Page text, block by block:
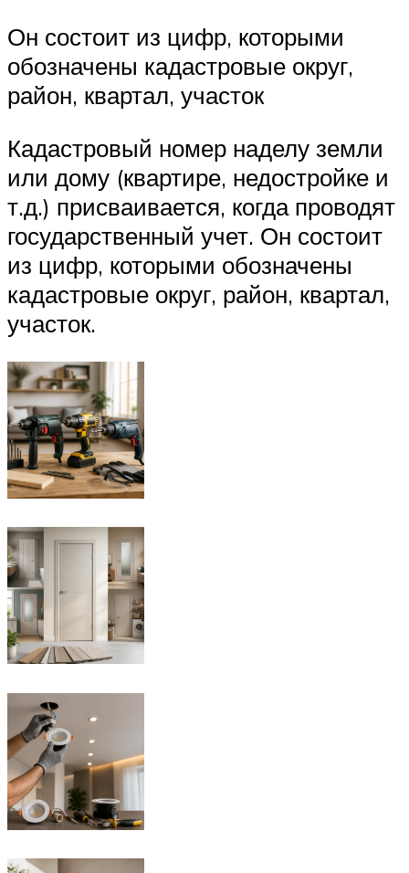
Он состоит из цифр, которыми
обозначены кадастровые округ,
район, квартал, участок
Кадастровый номер наделу земли
или дому (квартире, недостройке и
т.д.) присваивается, когда проводят
государственный учет. Он состоит
из цифр, которыми обозначены
кадастровые округ, район, квартал,
участок.